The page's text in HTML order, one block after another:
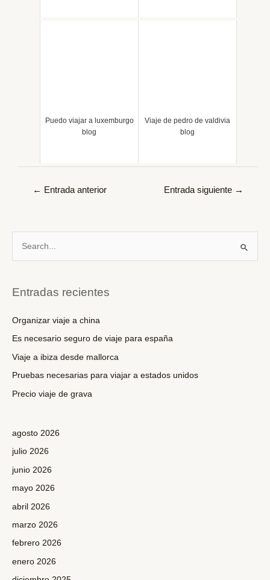
Puedo viajar a luxemburgo
blog
Viaje de pedro de valdivia
blog
Navegación
← Entrada anterior Entrada siguiente →
c
r
p
o
Entradas recientes
Organizar viaje a china
Es necesario seguro de viaje para españa
Viaje a ibiza desde mallorca
Pruebas necesarias para viajar a estados unidos
Precio viaje de grava
agosto 2026
julio 2026
junio 2026
mayo 2026
abril 2026
marzo 2026
febrero 2026
enero 2026